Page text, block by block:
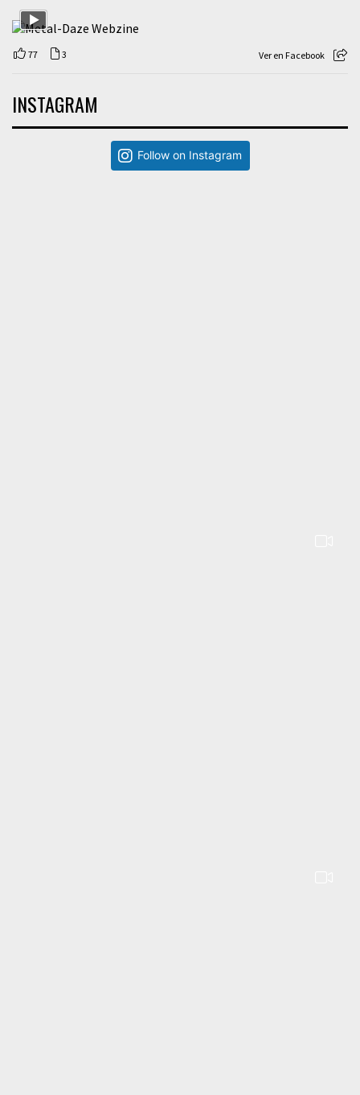
77 3 Ver en Facebook
INSTAGRAM
Follow on Instagram